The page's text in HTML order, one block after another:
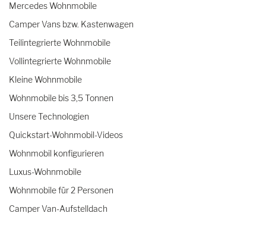
Mercedes Wohnmobile
Camper Vans bzw. Kastenwagen
Teilintegrierte Wohnmobile
Vollintegrierte Wohnmobile
Kleine Wohnmobile
Wohnmobile bis 3,5 Tonnen
Unsere Technologien
Quickstart-Wohnmobil-Videos
Wohnmobil konfigurieren
Luxus-Wohnmobile
Wohnmobile für 2 Personen
Camper Van-Aufstelldach